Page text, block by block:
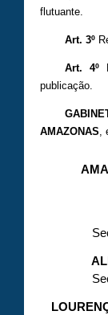
flutuante.
Art. 3º
Art. 4º
publicação.
AMAZONAS,